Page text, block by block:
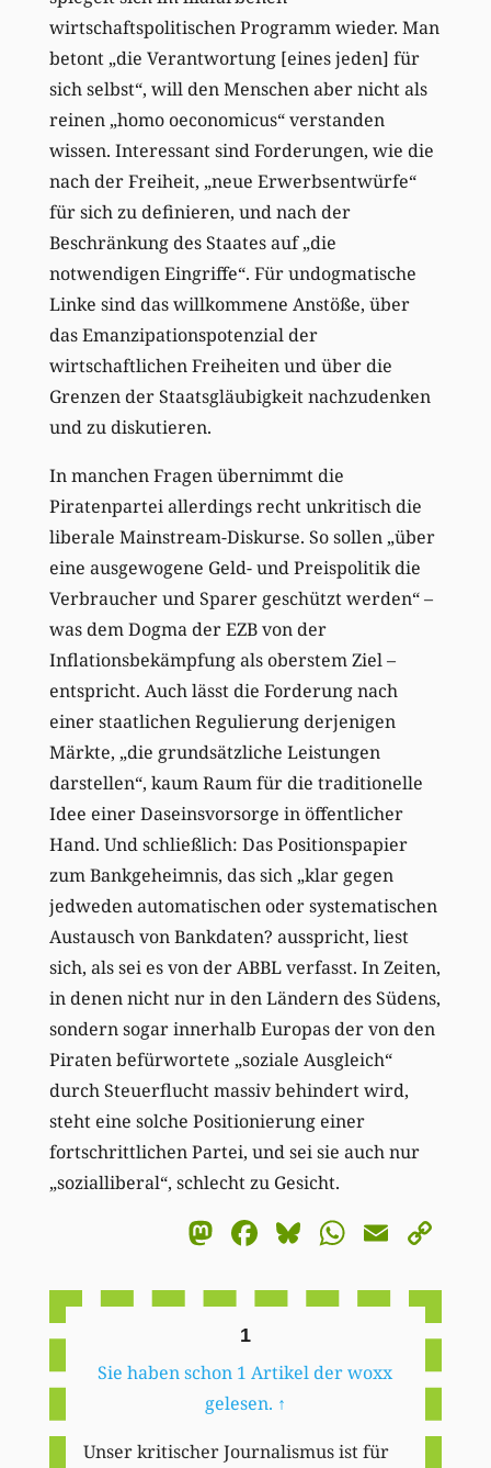
wirtschaftspolitischen Programm wieder. Man
betont „die Verantwortung [eines jeden] für
sich selbst“, will den Menschen aber nicht als
reinen „homo oeconomicus“ verstanden
wissen. Interessant sind Forderungen, wie die
nach der Freiheit, „neue Erwerbsentwürfe“
für sich zu definieren, und nach der
Beschränkung des Staates auf „die
notwendigen Eingriffe“. Für undogmatische
Linke sind das willkommene Anstöße, über
das Emanzipationspotenzial der
wirtschaftlichen Freiheiten und über die
Grenzen der Staatsgläubigkeit nachzudenken
und zu diskutieren.
In manchen Fragen übernimmt die
Piratenpartei allerdings recht unkritisch die
liberale Mainstream-Diskurse. So sollen „über
eine ausgewogene Geld- und Preispolitik die
Verbraucher und Sparer geschützt werden“ –
was dem Dogma der EZB von der
Inflationsbekämpfung als oberstem Ziel –
entspricht. Auch lässt die Forderung nach
einer staatlichen Regulierung derjenigen
Märkte, „die grundsätzliche Leistungen
darstellen“, kaum Raum für die traditionelle
Idee einer Daseinsvorsorge in öffentlicher
Hand. Und schließlich: Das Positionspapier
zum Bankgeheimnis, das sich „klar gegen
jedweden automatischen oder systematischen
Austausch von Bankdaten? ausspricht, liest
sich, als sei es von der ABBL verfasst. In Zeiten,
in denen nicht nur in den Ländern des Südens,
sondern sogar innerhalb Europas der von den
Piraten befürwortete „soziale Ausgleich“
durch Steuerflucht massiv behindert wird,
steht eine solche Positionierung einer
fortschrittlichen Partei, und sei sie auch nur
„sozialliberal“, schlecht zu Gesicht.
Mastodon
Facebook
BlueskyEmail
1
Sie haben schon 1 Artikel der woxx
gelesen. ↑
Unser kritischer Journalismus ist für